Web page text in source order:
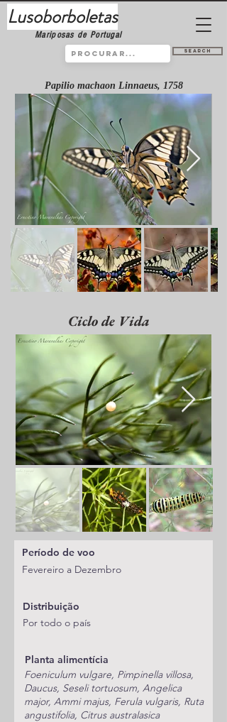
Lusoborboletas
Mariposas de Portugal
Search
Papilio machaon Linnaeus, 1758
Ciclo de Vida
Período de voo
Fevereiro a Dezembro
Distribuição
Por todo o país
Planta alimentícia
Foeniculum vulgare, Pimpinella villosa,
Daucus, Seseli tortuosum, Angelica
major, Ammi majus, Ferula vulgaris, Ruta
angustifolia, Citrus australasica